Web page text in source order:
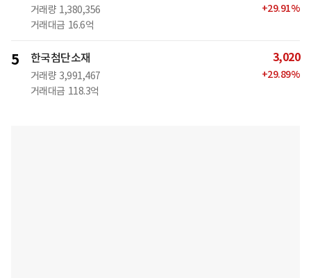
거래량 1,380,356
거래대금 16.6억
+29.91%
5 한국첨단소재
거래량 3,991,467
거래대금 118.3억
3,020
+29.89%